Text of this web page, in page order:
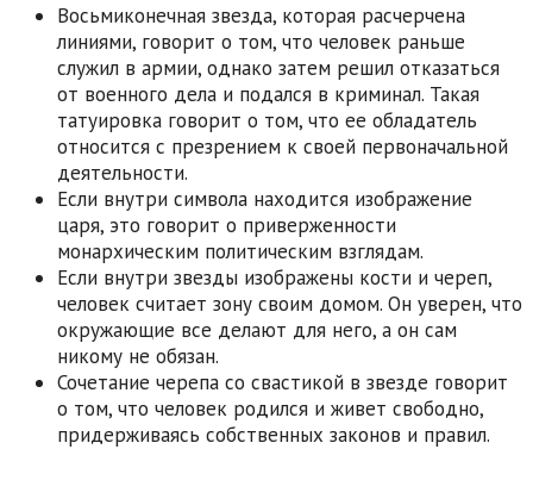
Восьмиконечная звезда, которая расчерчена
линиями, говорит о том, что человек раньше
служил в армии, однако затем решил отказаться
от военного дела и подался в криминал. Такая
татуировка говорит о том, что ее обладатель
относится с презрением к своей первоначальной
деятельности.
Если внутри символа находится изображение
царя, это говорит о приверженности
монархическим политическим взглядам.
Если внутри звезды изображены кости и череп,
человек считает зону своим домом. Он уверен, что
окружающие все делают для него, а он сам
никому не обязан.
Сочетание черепа со свастикой в звезде говорит
о том, что человек родился и живет свободно,
придерживаясь собственных законов и правил.